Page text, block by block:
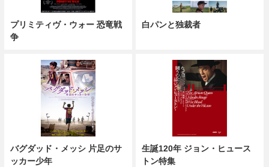
プリミティヴ・ウォー 恐竜戦
争
白パンと独裁者
バグダッド・メッシ 片足のサ
ッカー少年
生誕120年 ジョン・ヒュース
トン特集